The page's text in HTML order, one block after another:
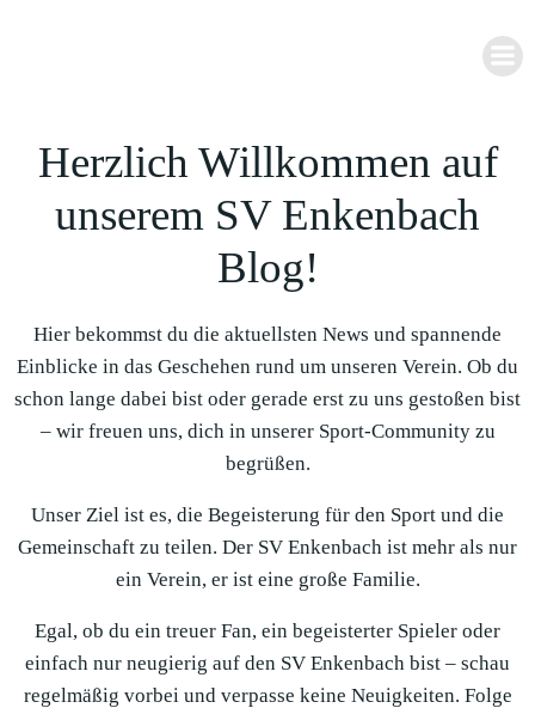
Herzlich Willkommen auf
unserem SV Enkenbach
Blog!
Hier bekommst du die aktuellsten News und spannende
Einblicke in das Geschehen rund um unseren Verein. Ob du
schon lange dabei bist oder gerade erst zu uns gestoßen bist
– wir freuen uns, dich in unserer Sport-Community zu
begrüßen.
Unser Ziel ist es, die Begeisterung für den Sport und die
Gemeinschaft zu teilen. Der SV Enkenbach ist mehr als nur
ein Verein, er ist eine große Familie.
Egal, ob du ein treuer Fan, ein begeisterter Spieler oder
einfach nur neugierig auf den SV Enkenbach bist – schau
regelmäßig vorbei und verpasse keine Neuigkeiten. Folge